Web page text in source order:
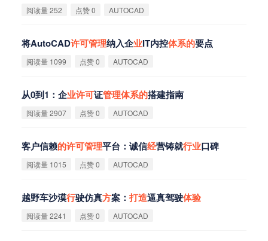
阅读量 252 点赞 0 AUTOCAD
将AutoCAD许可管理纳入企业IT内控体系的要点
阅读量 1099 点赞 0 AUTOCAD
从0到1：企业许可证管理体系的搭建指南
阅读量 2907 点赞 0 AUTOCAD
客户信赖的许可管理平台：诚信经营铸就行业口碑
阅读量 1015 点赞 0 AUTOCAD
越野车沙漠行驶仿真方案： 打造逼真驾驶体验
阅读量 2241 点赞 0 AUTOCAD